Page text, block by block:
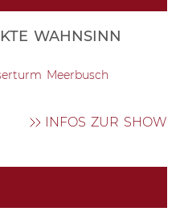
WAHNSINN
Meerbusch
INFOS ZUR SHOW